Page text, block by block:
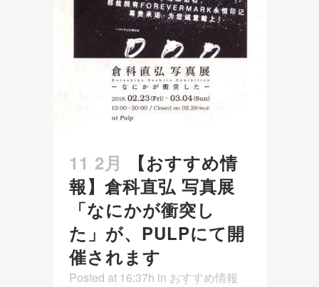
11 2月
【おすすめ情
報】倉科直弘 写真展
「なにかが衝突し
た」が、PULPにて開
催されます
Posted at 16:37h in おすすめ情報